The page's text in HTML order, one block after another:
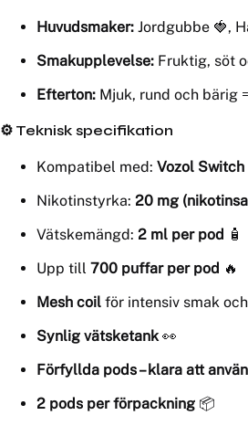
Huvudsmaker: Jordgubbe 🍓,
Smakupplevelse: Fruktig, söt
Efterton: Mjuk, rund och bärig
⚙️ Teknisk specifikation
Kompatibel med: Vozol Switch
Nikotinstyrka: 20 mg
Vätskemängd: 2 ml per pod 🧴
Upp till 700 puffar per pod 🔥
Mesh coil för intensiv smak
Synlig vätsketank 👀
Förfyllda pods – klara att
2 pods per förpackning 📦